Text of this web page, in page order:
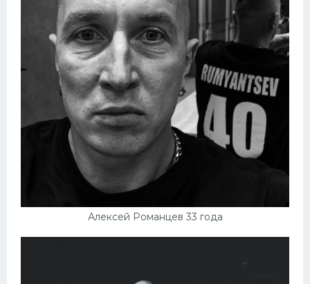
Алексей Романцев 33 года